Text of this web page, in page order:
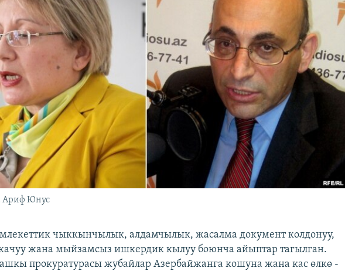
Ариф Юнус
чыккынчылык, алдамчылык, жасалма документ колдонуу,
жана мыйзамсыз ишкердик кылуу боюнча айыптар тагылган.
прокуратурасы жубайлар Азербайжанга кошуна жана кас өлкө -